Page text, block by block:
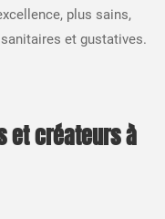
plus sains,
et gustatives.
et créateurs à